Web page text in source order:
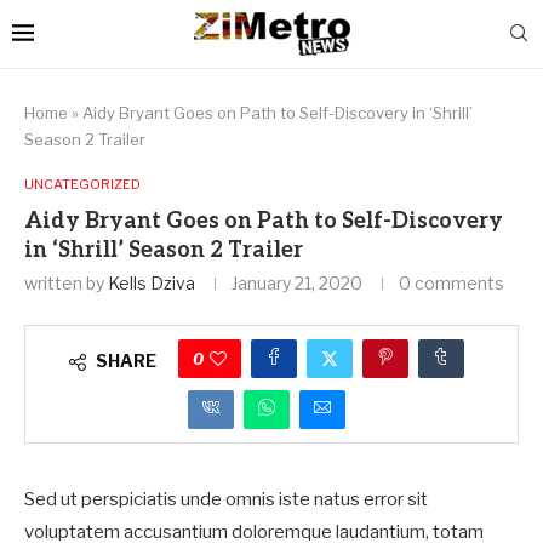
Home » Aidy Bryant Goes on Path to Self-Discovery in ‘Shrill’
Season 2 Trailer
UNCATEGORIZED
Aidy Bryant Goes on Path to Self-Discovery
in ‘Shrill’ Season 2 Trailer
written by Kells Dziva January 21, 2020 0 comments
SHARE 0
Sed ut perspiciatis unde omnis iste natus error sit
voluptatem accusantium doloremque laudantium, totam